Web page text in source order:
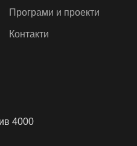
Програми и проекти
Контакти
4000